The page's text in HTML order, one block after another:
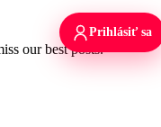
our best posts.
Prihlásiť sa